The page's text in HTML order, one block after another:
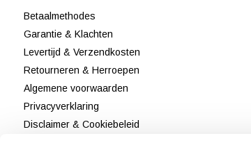
Betaalmethodes
Garantie & Klachten
Levertijd & Verzendkosten
Retourneren & Herroepen
Algemene voorwaarden
Privacyverklaring
Disclaimer & Cookiebeleid